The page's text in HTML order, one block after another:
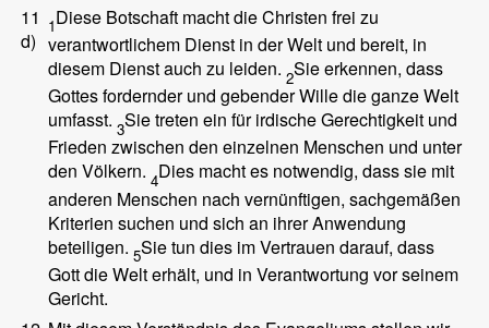
11
d)
1Diese Botschaft macht die Christen frei zu
verantwortlichem Dienst in der Welt und bereit, in
diesem Dienst auch zu leiden. 2Sie erkennen, dass
Gottes fordernder und gebender Wille die ganze Welt
umfasst. 3Sie treten ein für irdische Gerechtigkeit und
Frieden zwischen den einzelnen Menschen und unter
den Völkern. 4Dies macht es notwendig, dass sie mit
anderen Menschen nach vernünftigen, sachgemäßen
Kriterien suchen und sich an ihrer Anwendung
beteiligen. 5Sie tun dies im Vertrauen darauf, dass
Gott die Welt erhält, und in Verantwortung vor seinem
Gericht.